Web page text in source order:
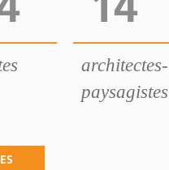
14
architectes-
paysagistes